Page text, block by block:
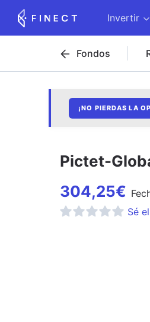
Invertir
Fondos
¡NO PIERDAS LA
Pictet-
304,25€
Sé